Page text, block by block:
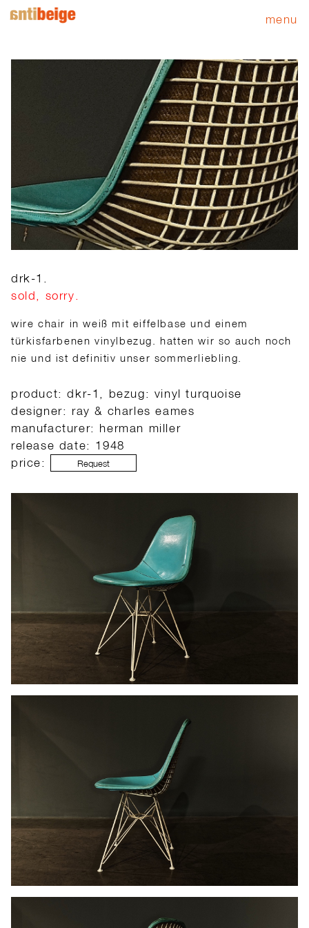
menu
drk-1.
sold, sorry.
wire chair in weiß mit eiffelbase und einem
türkisfarbenen vinylbezug. hatten wir so auch noch
nie und ist definitiv unser sommerliebling.
product: dkr-1, bezug: vinyl turquoise
designer: ray & charles eames
manufacturer: herman miller
release date: 1948
price:
Request